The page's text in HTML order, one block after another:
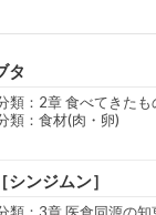
タ
類：2章 食べてきたも
類：食材(肉・卵)
［シンジムン］
類：3章 医食同源の知